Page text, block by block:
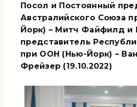
Посол и Постоянный
Австралийского Союза
Йорк) – Митч Файфилд и
представитель
при ООН (Нью-Йорк) –
Фрейзер (19.10.2022)